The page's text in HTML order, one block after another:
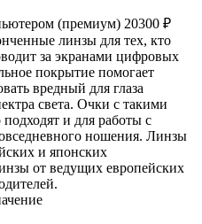
(премиум) 20300 ₽
линзы для тех, кто
за экранами цифровых
покрытие помогает
вредный для глаза
света. Очки с такими
и для работы с
ношения. Линзы
и японских
от ведущих европейских